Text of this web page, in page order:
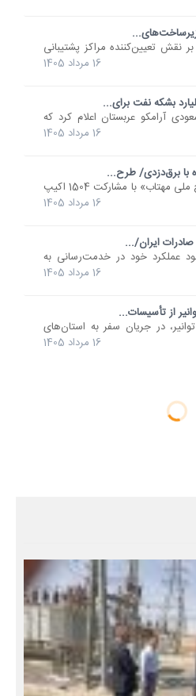
زیرساخت‌های...
نقش تعیین‌کننده مراکز پشتیبانی
16 مرداد 1405
آرامکو عربستان اعلام کرد که
16 مرداد 1405
با برق‌دزدی/ طرح...
شانزدهمین مانور سراسری «طرح ملی مهتاب» با مشارکت 1504 اکیپ
16 مرداد 1405
ایران/...
عملکرد خود در خدمت‌رسانی به
16 مرداد 1405
از تأسیسات...
در جریان سفر به استان‌های
16 مرداد 1405